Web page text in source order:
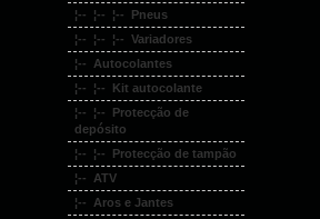
¦-- ¦-- ¦-- Pneus
¦-- ¦-- ¦-- Variadores
¦-- Autocolantes
¦-- ¦-- Kit autocolante
¦-- ¦-- Protecção de
depósito
¦-- ¦-- Protecção de tampão
¦-- ATV
¦-- Aros e Jantes